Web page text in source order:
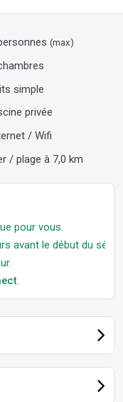
(max)
simple
privée
/ Wifi
/ plage à 7,0 km
pour vous.
avant le début du